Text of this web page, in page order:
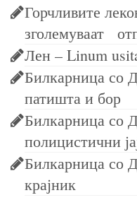
Горчливите
зголемуваат
Лен – Linum
Билкарница со
патишта и бор
Билкарница со
полицистични
Билкарница со
крајник